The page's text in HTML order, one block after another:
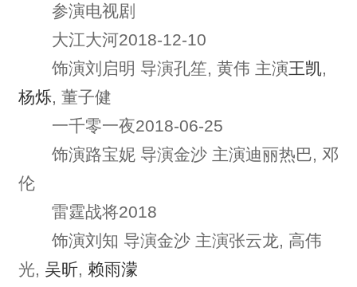
参演电视剧
大江大河2018-12-10
饰演刘启明 导演孔笙, 黄伟 主演王凯,
杨烁, 董子健
一千零一夜2018-06-25
饰演路宝妮 导演金沙 主演迪丽热巴, 邓
伦
雷霆战将2018
饰演刘知 导演金沙 主演张云龙, 高伟
光, 吴昕, 赖雨濛